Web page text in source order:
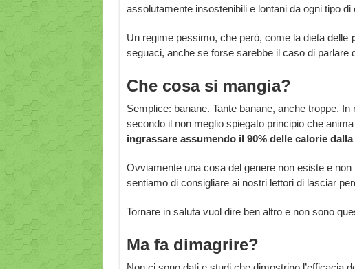
assolutamente insostenibili e lontani da ogni tipo
Un regime pessimo, che però, come la dieta delle
seguaci, anche se forse sarebbe il caso di parlare
Che cosa si mangia?
Semplice: banane. Tante banane, anche troppe.
secondo il non meglio spiegato principio che anima
ingrassare assumendo il 90% delle calorie
Ovviamente una cosa del genere non esiste e
sentiamo di consigliare ai nostri lettori di lasciar
Tornare in saluta vuol dire ben altro e non sono
Ma fa dimagrire?